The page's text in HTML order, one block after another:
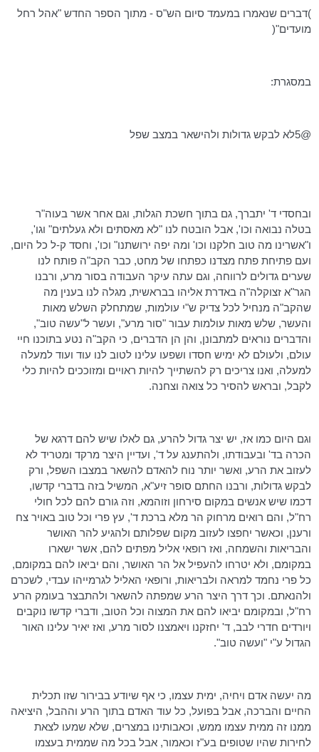
)דברים שנאמרו במעמד סיום הש"ס - מתוך הספר החדש "אהל רחל
מועדים"(
במסגרת:
@5לא לבקש גדולות ולהישאר במצב שפל
ובחסדי ד' יתברך, גם בתוך חשכת הגלות, וגם אחר אשר בעוה"ר
בטלה נבואה וכו', אבל הובטח לנו "לא מאסתים ולאגעלתים" וגו',
ו"אשרינו מה טוב חלקנו וכו' ומה יפה ירושתנו" וכו', וחסד ק-ל כל היום,
ועם פתיחת פתח מצדנו כפתחו של מחט, כבר הקב"ה פותח לנו
שערים גדולים לרווחה, וגם עתה עיקר העבודה בסור מרע, ורבנו
הגר"א זצוקלה"ה באדרת אליהו בבראשית, מגלה לנו בענין מה
שהקב"ה מנחיל לכל צדיק ש"י עולמות, שמתחלק השלש מאות
והעשר, שלש מאות עולמות עבור "סור מרע", ועשר ל"עשה טוב",
והדברים נוראים למתבונן, והן הן הדברים, כי הקב"ה נטע בתוכנו חיי
עולם, ולעולם לא ימיש חסדו ושפעו עלינו לטוב לנו עוד ועוד למעלה
למעלה, ואנו צריכים רק להשתייך להיות ראויים ומזוככים להיות כלי
לקבל, ובראש להסיר כל צואה וצחנה.
וגם היום כמו אז, יש יצר גדול להרע, גם לאלו שיש להם דרגא של
הכרה בד' ובעבודתו, ולהתענג על ד', ועדיין היצר מרקד ומטריד לא
לעזוב את הרע, ואשר יותר נוחלהאדם להשאר במצבו השפל, ורק
לבקש גדולות, ורבנו החתם סופרזיע"א, המשיל בזה בדברי קדשו,
דכמו שיש אנשים במקום סירחון וזוהמא, וזה גורם להם לכל חולי
רח"ל, והם רואים מרחוק הר מלא ברכת ד', עץ פרי וכל טוב באויר צח
ורענן, וכאשר יחפצו לעזוב מקום שפלותם ולהגיע להר האושר
והבריאות והשמחה, ואז רופאי אליל מפתים להם, אשר ישארו
במקומם, ולא יטרחו להעפיל אל הר האושר, והם יביאו להם במקומם,
כל פרי נחמד למראה ולבריאות, ורופאי האליללגרמייהו עבדי, לשכרם
ולהנאתם. וכך דרך היצר הרע שמפתה להשאר ולהתבצר בעומק הרע
רח"ל, ובמקומם יביאו להם את המצוה וכל הטוב, ודברי קדשו נוקבים
ויורדים חדרי לבב, ד' יחזקנו ויאמצנו לסור מרע, ואז יאיר עלינו האור
הגדול ע"י "ועשה טוב".
מה יעשה אדם ויחיה, ימית עצמו, כי אף שיודע בבירור שזו תכלית
החיים והברכה, אבל בפועל, כל עוד האדם בתוך הרע וההבל, היציאה
ממנו זה ממית עצמו ממש, וכאבותינו במצרים, שלא שמעו לצאת
לחירות שהיו שטופים בע"ז וכאמור, אבל בכל מה שממית בעצמו